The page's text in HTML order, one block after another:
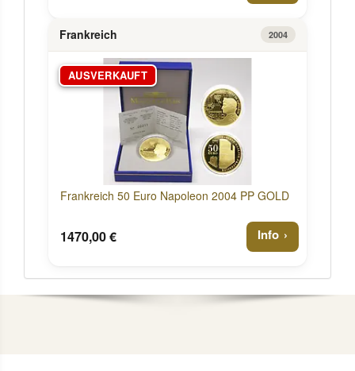
Frankreich 2004
AUSVERKAUFT
Frankreich 50 Euro Napoleon 2004 PP GOLD
1470,00 € Info